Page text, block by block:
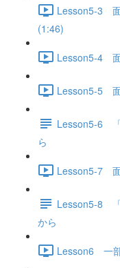
Lesson5-3 面
(1:46)
Lesson5-4
Lesson5-5
Lesson5-6
ら
Lesson5-7
Lesson5-8 「
から
Lesson6 一